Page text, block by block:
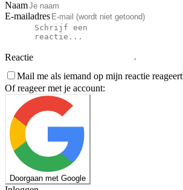
Naam
E-mailadres
Reactie
Mail me als iemand op mijn reactie reageert
Of reageer met je account:
Doorgaan met Google